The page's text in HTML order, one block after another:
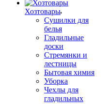
Хозтовары
Сушилки для
белья
Гладильные
доски
Стремянки и
лестницы
Бытовая химия
Уборка
Чехлы для
гладильных